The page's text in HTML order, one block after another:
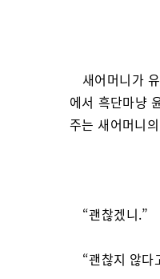
새어머니가
에서 흑단마냥
주는 새어머니
“괜찮겠니.”
“괜찮지 않다